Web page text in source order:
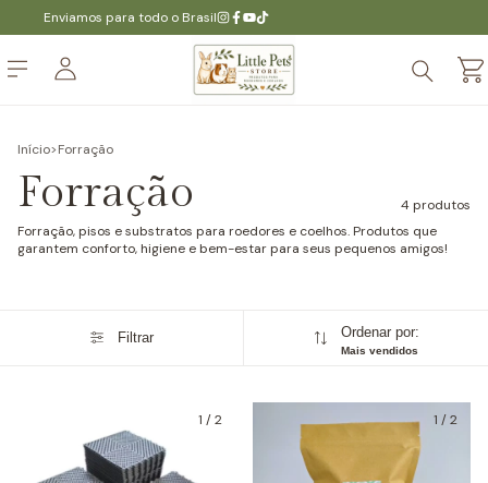
Enviamos para todo o Brasil
Início>Forração
Forração
4 produtos
Forração, pisos e substratos para roedores e coelhos. Produtos que
garantem conforto, higiene e bem-estar para seus pequenos amigos!
Filtrar Ordenar por:
Mais vendidos
1 /2 1 /2